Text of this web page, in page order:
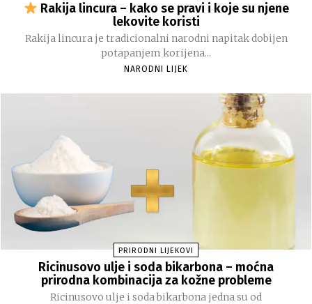
Rakija lincura – kako se pravi i koje su njene
lekovite koristi
Rakija lincura je tradicionalni narodni napitak dobijen
potapanjem korijena...
NARODNI LIJEK
PRIRODNI LIJEKOVI
Ricinusovo ulje i soda bikarbona – moćna
prirodna kombinacija za kožne probleme
Ricinusovo ulje i soda bikarbona jedna su od